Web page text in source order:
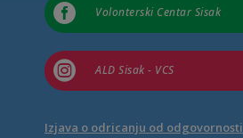
 Volonterski Centar Sisak
 ALD Sisak - VCS
Izjava o odricanju od odgovornosti